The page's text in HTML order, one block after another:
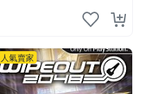
人氣賣家